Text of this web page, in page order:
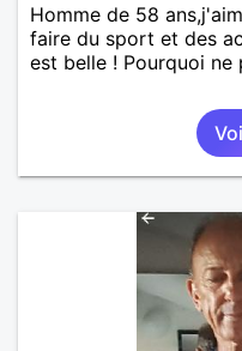
Homme de 58
faire du sport et des
est belle ! Pourquoi